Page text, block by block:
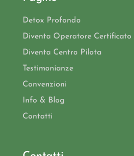
Detox Profondo
Diventa Operatore Certificato
Diventa Centro Pilota
Testimonianze
Convenzioni
Info & Blog
Contatti